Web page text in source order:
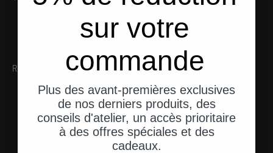
RECOMMANDATIONS
sur votre
commande
Plus des avant-premières exclusives
de nos derniers produits, des
conseils d'atelier, un accès prioritaire
à des offres spéciales et des
cadeaux.